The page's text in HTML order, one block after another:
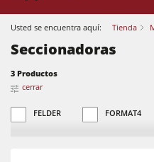
Sierras circulares y
Usted se encuentra aquí: Tienda
Seccionadoras
3 Productos
cerrar
FELDER FORMAT4